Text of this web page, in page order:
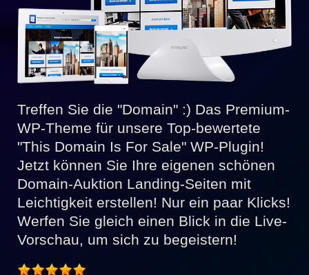
Treffen Sie die "Domain" :) Das Premium-
WP-Theme für unsere Top-bewertete
"This Domain Is For Sale" WP-Plugin!
Jetzt können Sie Ihre eigenen schönen
Domain-Auktion Landing-Seiten mit
Leichtigkeit erstellen! Nur ein paar Klicks!
Werfen Sie gleich einen Blick in die Live-
Vorschau, um sich zu begeistern!